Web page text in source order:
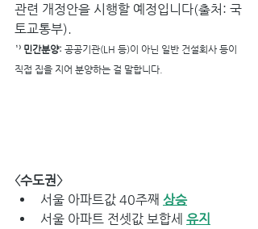
관련 개정안을 시행할 예정입니다(출처: 국
토교통부).
¹⁾ 민간분양: 공공기관(LH 등)이 아닌 일반 건설회사 등이
직접 집을 지어 분양하는 걸 말합니다.
〈수도권〉
서울 아파트값 40주째 상승
서울 아파트 전셋값 보합세 유지